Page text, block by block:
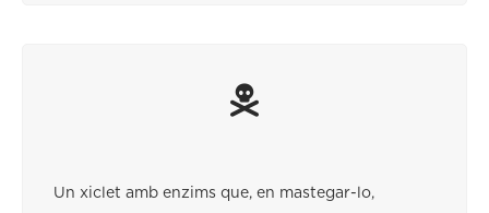
Un xiclet amb enzims que, en mastegar-lo,